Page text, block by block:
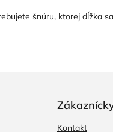
šnúru, ktorej dĺžka
Kontakt